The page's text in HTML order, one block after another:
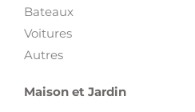
Bateaux
Voitures
Autres
Maison et Jardin